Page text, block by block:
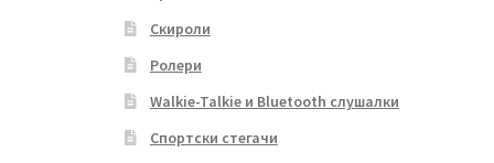
Скироли
Ролери
Walkie-Talkie и Bluetooth слушалки
Спортски стегачи